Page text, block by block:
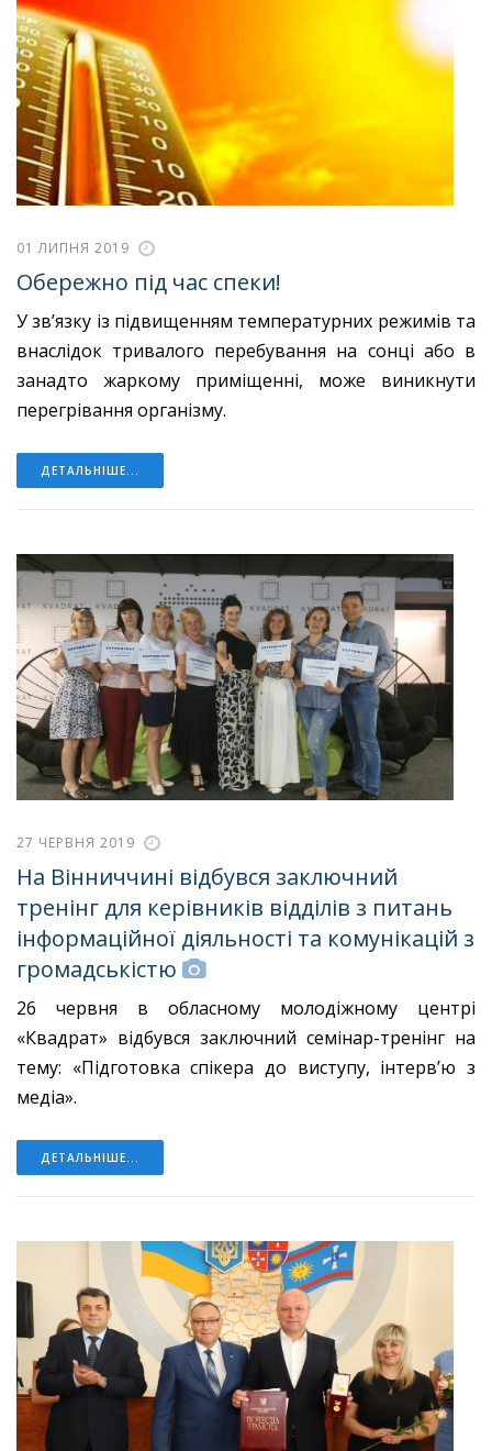
01 ЛИПНЯ 2019
Обережно під час спеки!
У зв’язку із підвищенням температурних режимів та
внаслідок тривалого перебування на сонці або в
занадто жаркому приміщенні, може виникнути
перегрівання організму.
ДЕТАЛЬНІШЕ...
27 ЧЕРВНЯ 2019
На Вінниччині відбувся заключний
тренінг для керівників відділів з питань
інформаційної діяльності та комунікацій з
громадськістю
26 червня в обласному молодіжному центрі
«Квадрат» відбувся заключний семінар-тренінг на
тему: «Підготовка спікера до виступу, інтерв’ю з
медіа».
ДЕТАЛЬНІШЕ...